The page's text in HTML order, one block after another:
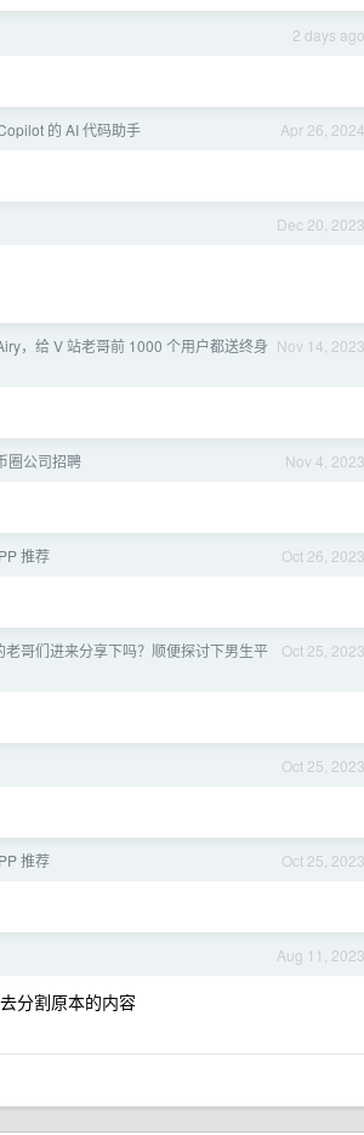
2 days ago
Apr 26, 2024
的 AI 代码助手
Dec 20, 2023
Nov 14, 2023
，给 V 站老哥前 1000 个用户都送终身
Nov 4, 2023
圈公司招聘
Oct 26, 2023
推荐
Oct 25, 2023
哥们进来分享下吗？顺便探讨下男生平
Oct 25, 2023
Oct 25, 2023
推荐
Aug 11, 2023
分割原本的内容